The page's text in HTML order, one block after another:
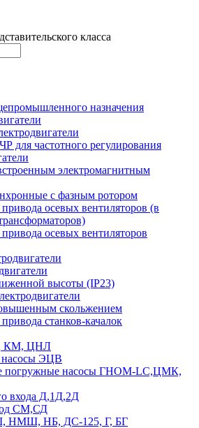
класса
назначения
для частотного регулирования
электромагнитным
с фазным ротором
осевых вентиляторов (в
осевых вентиляторов
высоты (IP23)
скольжением
станков-качалок
КМ, ЦНЛ
ЭЦВ
погружные насосы ГНОМ-LC,ЦМК,
входа Д,1Д,2Д
СМ,СД
НМШ, НБ, ДС-125, Г, БГ